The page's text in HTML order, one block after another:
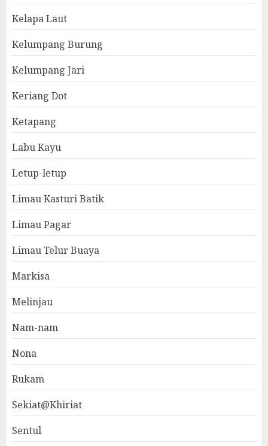
Kelapa Laut
Kelumpang Burung
Kelumpang Jari
Keriang Dot
Ketapang
Labu Kayu
Letup-letup
Limau Kasturi Batik
Limau Pagar
Limau Telur Buaya
Markisa
Melinjau
Nam-nam
Nona
Rukam
Sekiat@Khiriat
Sentul